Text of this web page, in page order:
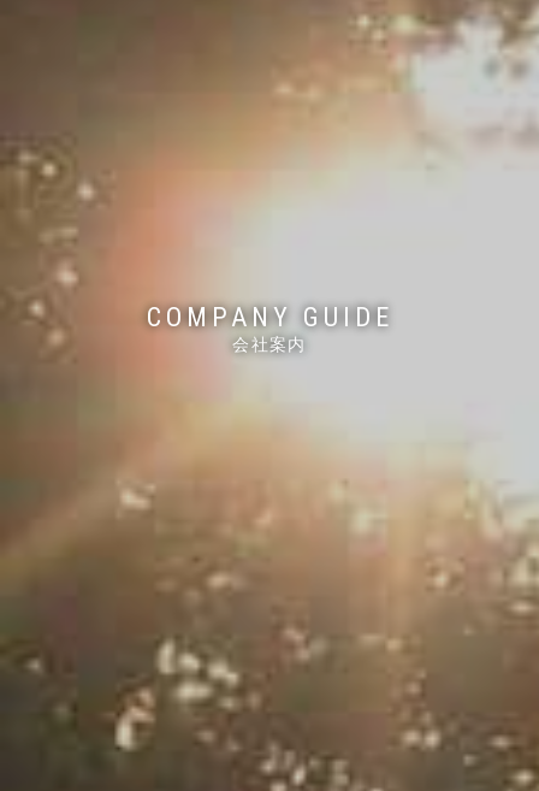
COMPANY GUIDE
会社案内